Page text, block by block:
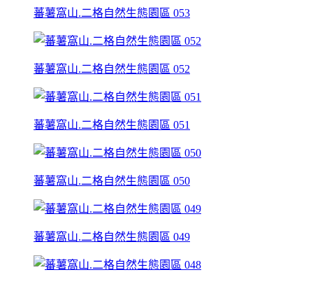
蕃薯窩山.二格自然生態園區 053
蕃薯窩山.二格自然生態園區 052
蕃薯窩山.二格自然生態園區 051
蕃薯窩山.二格自然生態園區 050
蕃薯窩山.二格自然生態園區 049